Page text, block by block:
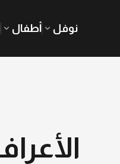
نوفل أطفال